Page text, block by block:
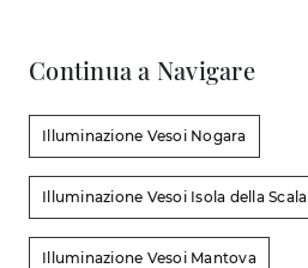
Continua a Navigare
Illuminazione Vesoi Nogara
Illuminazione Vesoi Isola della Scala
Illuminazione Vesoi Mantova